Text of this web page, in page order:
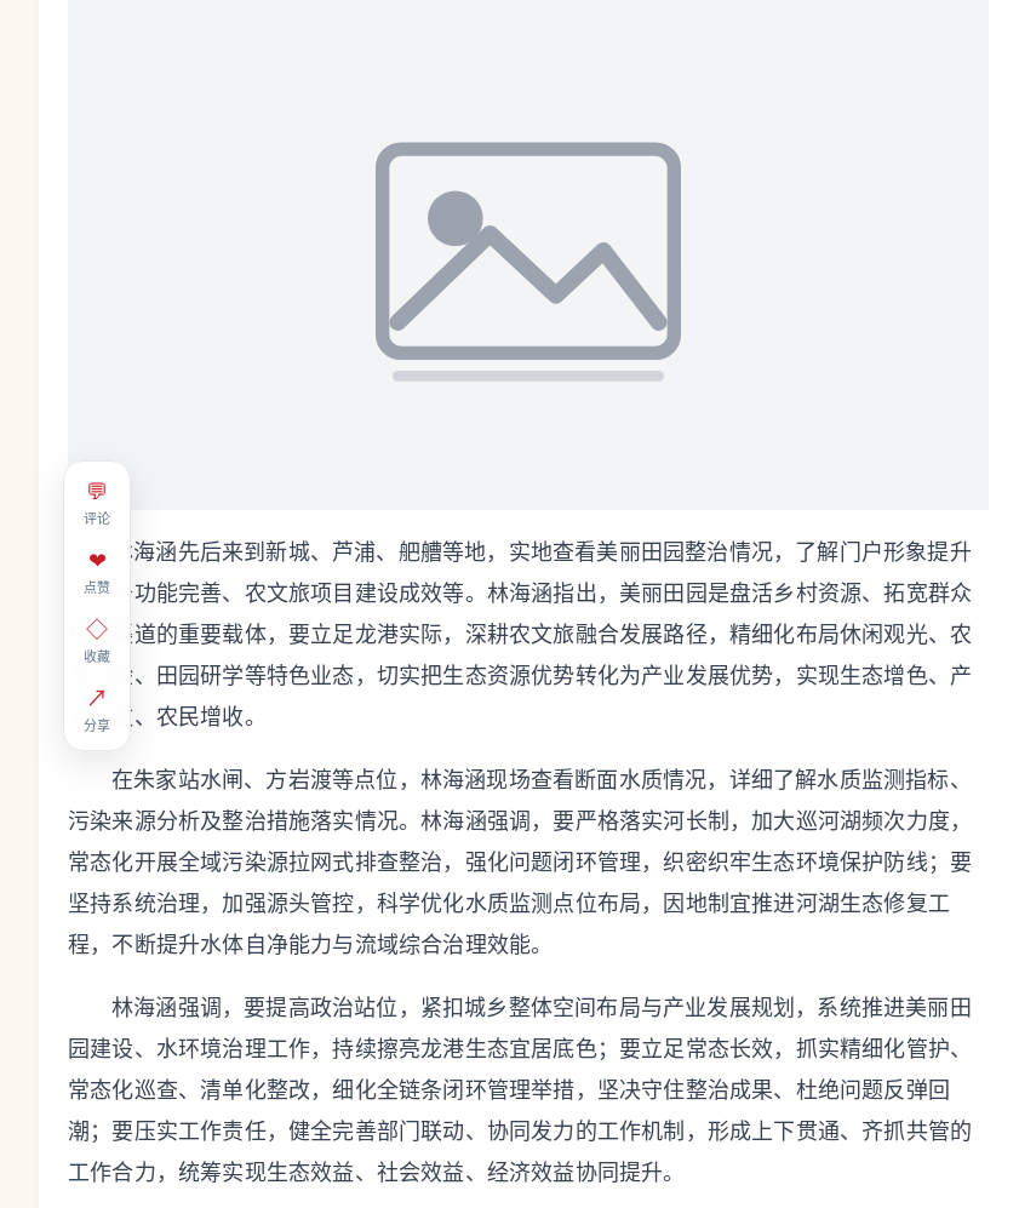
💬
评论
❤
点赞
◇
收藏
↗
分享
林海涵先后来到新城、芦浦、舥艚等地，实地查看美丽田园整治情况，了解门户形象提升
与服务功能完善、农文旅项目建设成效等。林海涵指出，美丽田园是盘活乡村资源、拓宽群众
增收渠道的重要载体，要立足龙港实际，深耕农文旅融合发展路径，精细化布局休闲观光、农
事体验、田园研学等特色业态，切实把生态资源优势转化为产业发展优势，实现生态增色、产
业增效、农民增收。
在朱家站水闸、方岩渡等点位，林海涵现场查看断面水质情况，详细了解水质监测指标、
污染来源分析及整治措施落实情况。林海涵强调，要严格落实河长制，加大巡河湖频次力度，
常态化开展全域污染源拉网式排查整治，强化问题闭环管理，织密织牢生态环境保护防线；要
坚持系统治理，加强源头管控，科学优化水质监测点位布局，因地制宜推进河湖生态修复工
程，不断提升水体自净能力与流域综合治理效能。
林海涵强调，要提高政治站位，紧扣城乡整体空间布局与产业发展规划，系统推进美丽田
园建设、水环境治理工作，持续擦亮龙港生态宜居底色；要立足常态长效，抓实精细化管护、
常态化巡查、清单化整改，细化全链条闭环管理举措，坚决守住整治成果、杜绝问题反弹回
潮；要压实工作责任，健全完善部门联动、协同发力的工作机制，形成上下贯通、齐抓共管的
工作合力，统筹实现生态效益、社会效益、经济效益协同提升。